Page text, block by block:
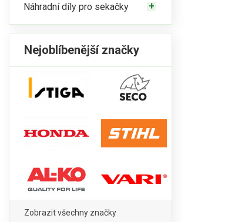
Náhradní díly pro sekačky
Nejoblíbenější značky
Zobrazit všechny značky